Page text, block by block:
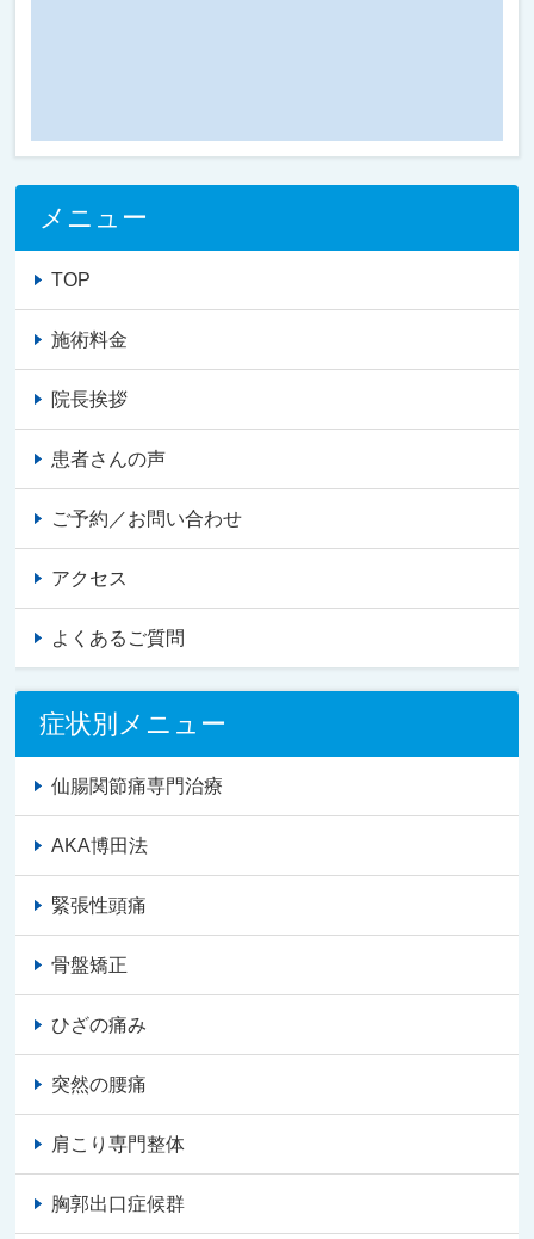
メニュー
TOP
施術料金
院長挨拶
患者さんの声
ご予約／お問い合わせ
アクセス
よくあるご質問
症状別メニュー
仙腸関節痛専門治療
AKA博田法
緊張性頭痛
骨盤矯正
ひざの痛み
突然の腰痛
肩こり専門整体
胸郭出口症候群